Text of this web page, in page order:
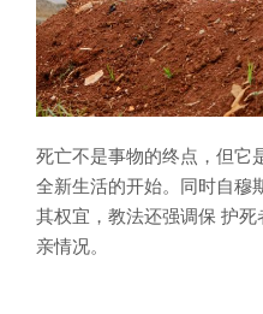
死亡不是事物的终点，但它
全新生活的开始。同时自穆
其权宜，教法还强调保 护
亲情况。